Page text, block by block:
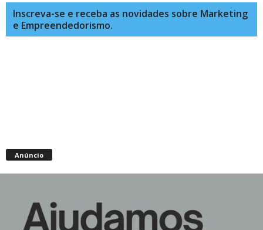
Inscreva-se e receba as novidades sobre Marketing
e Empreendedorismo.
Anúncio